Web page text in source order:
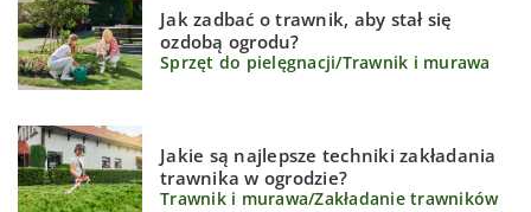
Jak zadbać o trawnik, aby stał się
ozdobą ogrodu?
Sprzęt do pielęgnacji/Trawnik i murawa
Jakie są najlepsze techniki zakładania
trawnika w ogrodzie?
Trawnik i murawa/Zakładanie trawników